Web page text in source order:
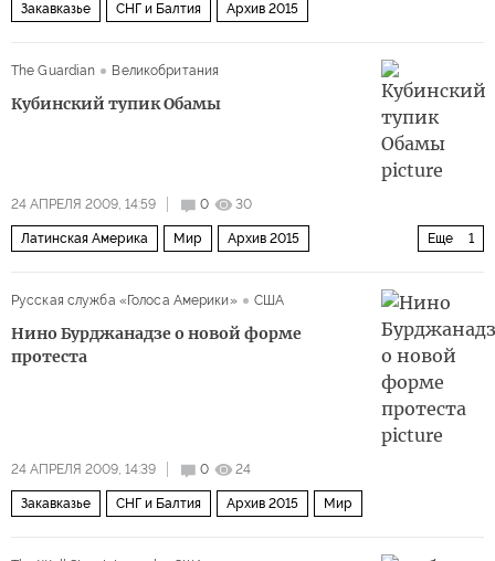
Закавказье СНГ и Балтия Архив 2015
The Guardian Великобритания
Кубинский тупик Обамы
24 АПРЕЛЯ 2009, 14:59 0 30
Еще 1
Латинская Америка Мир Архив 2015
Русская служба «Голоса Америки»
США
Нино Бурджанадзе о новой форме
протеста
24 АПРЕЛЯ 2009, 14:39 0 24
Закавказье СНГ и Балтия Архив 2015 Мир